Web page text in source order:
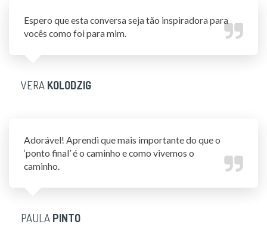
Espero que esta conversa seja tão inspiradora para
vocês como foi para mim.
VERA KOLODZIG
Adorável! Aprendi que mais importante do que o
‘ponto final’ é o caminho e como vivemos o
caminho.
PAULA PINTO